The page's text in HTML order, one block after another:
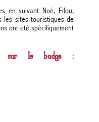
en suivant Noé, Filou,
les sites touristiques de
ont été spécifiquement
sur le badge :